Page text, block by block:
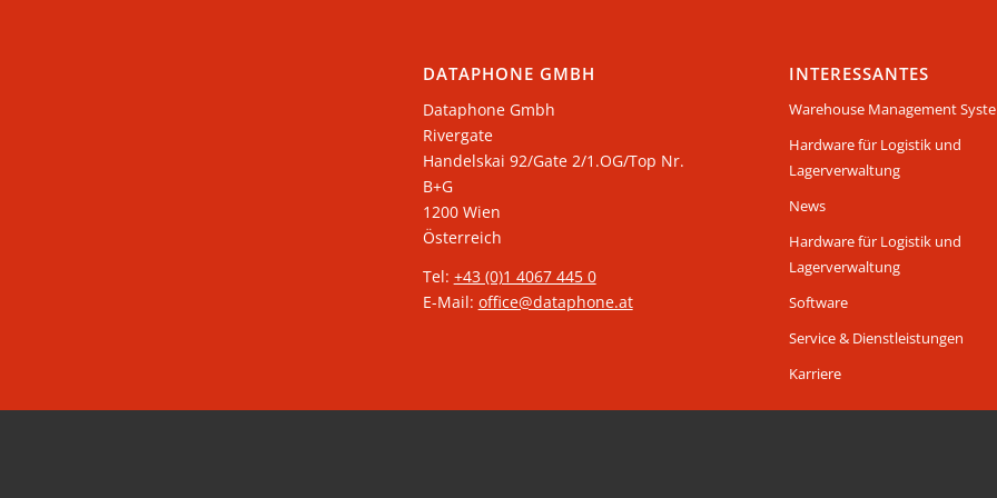
DATAPHONE GMBH
Dataphone Gmbh
Rivergate
​Handelskai 92/Gate 2/1.OG/Top Nr.
B+G
1200 Wien
Österreich
Tel: +43 (0)1 4067 445 0
E-Mail: office@dataphone.at
INTERESSANTES
Warehouse Management
Hardware für Logistik und
Lagerverwaltung
News
Hardware für Logistik und
Lagerverwaltung
Software
Service & Dienstleistungen
Karriere